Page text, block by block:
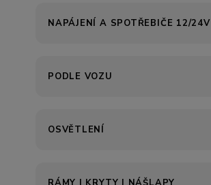
NAPÁJENÍ A SPOTŘEBIČE 12/24V
PODLE VOZU
OSVĚTLENÍ